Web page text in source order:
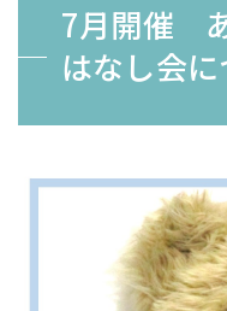
7月開催
はなし会に